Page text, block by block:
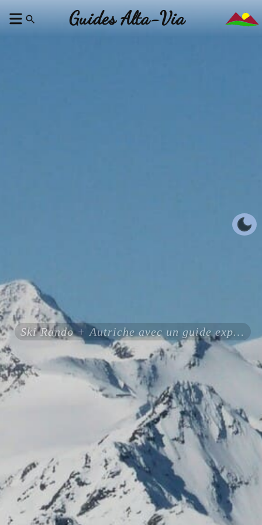
Guides Alta-Via
Ski Rando + Autriche avec un guide expérimenté certifié ENSA UIAGM